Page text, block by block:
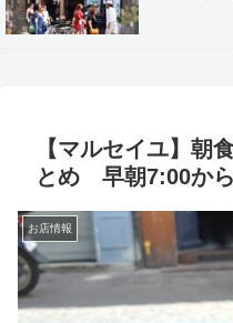
【マルセイユ】朝
とめ 早朝7:00から
お店情報